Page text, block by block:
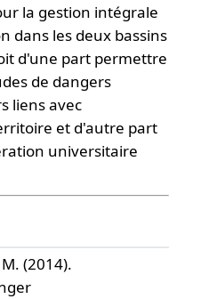
la gestion intégrale
dans les deux bassins
d'une part permettre
de dangers
liens avec
et d'autre part
universitaire
(2014).